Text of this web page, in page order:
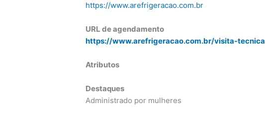
https://www.arefrigeracao.com.br
URL de agendamento
https://www.arefrigeracao.com.br/visita-tecnica
Atributos
Destaques
Administrado por mulheres